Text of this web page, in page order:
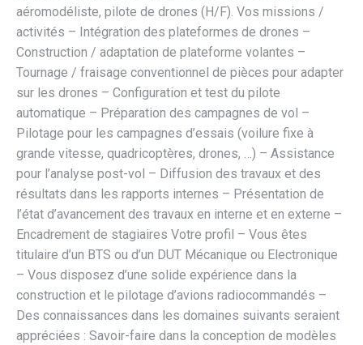
aéromodéliste, pilote de drones (H/F). Vos missions /
activités – Intégration des plateformes de drones –
Construction / adaptation de plateforme volantes –
Tournage / fraisage conventionnel de pièces pour adapter
sur les drones – Configuration et test du pilote
automatique – Préparation des campagnes de vol –
Pilotage pour les campagnes d’essais (voilure fixe à
grande vitesse, quadricoptères, drones, …) – Assistance
pour l’analyse post-vol – Diffusion des travaux et des
résultats dans les rapports internes – Présentation de
l’état d’avancement des travaux en interne et en externe –
Encadrement de stagiaires Votre profil – Vous êtes
titulaire d’un BTS ou d’un DUT Mécanique ou Electronique
– Vous disposez d’une solide expérience dans la
construction et le pilotage d’avions radiocommandés –
Des connaissances dans les domaines suivants seraient
appréciées : Savoir-faire dans la conception de modèles